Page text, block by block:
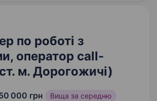
контакт-центру,…
по роботі з
оператор call-
м. Дорогожичі)
000 грн Вища за середню